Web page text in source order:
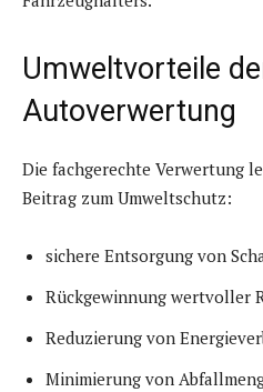
Umweltvorteile
Autoverwertung
Die fachgerechte Verwertung
Beitrag zum Umweltschutz:
sichere Entsorgung von
Rückgewinnung wertvoller
Reduzierung von
Minimierung von